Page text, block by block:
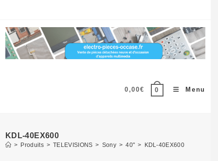
content
0,00€ 0 Menu
KDL-40EX600
> Produits > TELEVISIONS > Sony > 40" > KDL-40EX600